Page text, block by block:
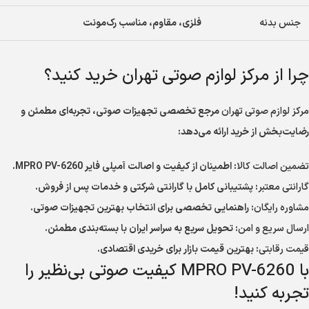
جنس بدنه فلزی، مقاوم، مناسب رک‌مونت
چرا از مرکز لوازم صوتی تهران خرید کنید؟
مرکز لوازم صوتی تهرانمرجع تخصصی تجهیزات صوتی، تجربه‌ای مطمئن و
رضایت‌بخش از خرید ارائه می‌دهد:
تضمین اصالت کالا: اطمینان از کیفیت و اصالت آمپلی فایر MPRO PV-6260.
گارانتی معتبر: پشتیبانی کامل با گارانتی شرکتی و خدمات پس از فروش.
مشاوره رایگان: راهنمایی تخصصی برای انتخاب بهترین تجهیزات صوتی.
ارسال سریع و امن: تحویل سریع به سراسر ایران با بسته‌بندی مطمئن.
قیمت رقابتی: بهترین قیمت بازار برای خریدی اقتصادی.
با MPRO PV-6260 کیفیت صوتی بی‌نظیر را
تجربه کنید!